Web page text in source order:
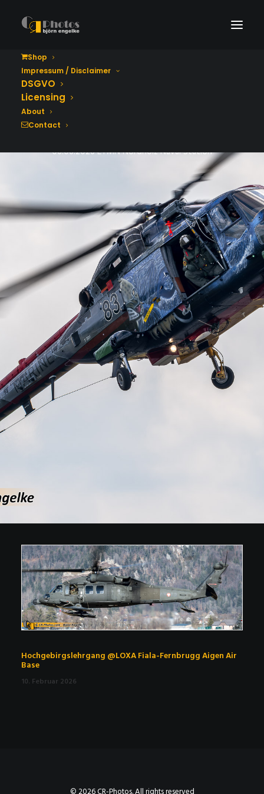
Shop
Impressum / Disclaimer
DSGVO
Licensing
About
Contact
Tag der Bundeswehr
06.06.2026 ETMN Nordholz Naval Station
Hochgebirgslehrgang @LOXA Fiala-Fernbrugg Aigen Air
Base
10. Februar 2026